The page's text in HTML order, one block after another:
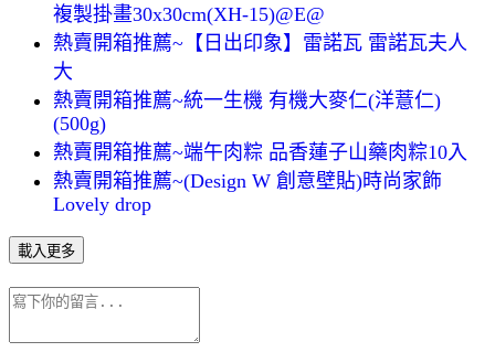
複製掛畫30x30cm(XH-15)@E@
熱賣開箱推薦~【日出印象】雷諾瓦 雷諾瓦夫人
大
熱賣開箱推薦~統一生機 有機大麥仁(洋薏仁)
(500g)
熱賣開箱推薦~端午肉粽 品香蓮子山藥肉粽10入
熱賣開箱推薦~(Design W 創意壁貼)時尚家飾
Lovely drop
載入更多